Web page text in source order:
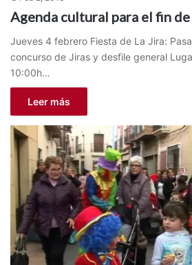
Agenda cultural para el fin de
Jueves 4 febrero Fiesta de La Jira:
concurso de Jiras y desfile general
10:00h…
Leer más